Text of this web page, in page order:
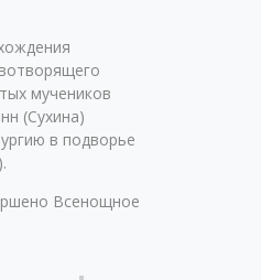
мучеников
(Сухина)
в подворье
Всенощное